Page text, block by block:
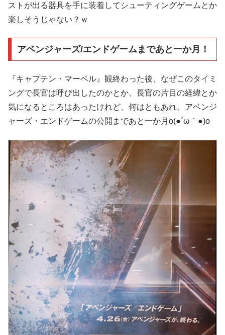
ストが出る器具を手に装着してシューティングゲームとか
楽しそうじゃない？ｗ
アベンジャーズ/エンドゲームまであと一か月！
『キャプテン・マーベル』観終わった後、なぜこのタイミ
ングで長官は呼び出したのかとか、長官の片目の経緯とか
気になるところはあったけれど、何はともあれ、アベンジ
ャーズ・エンドゲームの公開まであと一か月o(●´ω｀●)o